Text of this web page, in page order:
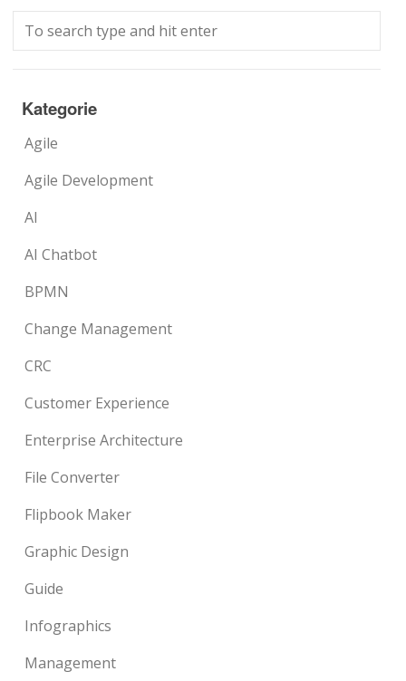
Kategorie
Agile
Agile Development
AI
AI Chatbot
BPMN
Change Management
CRC
Customer Experience
Enterprise Architecture
File Converter
Flipbook Maker
Graphic Design
Guide
Infographics
Management